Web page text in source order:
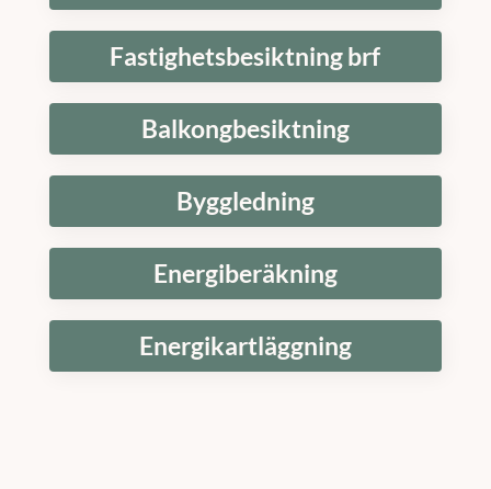
Fastighetsbesiktning brf
Balkongbesiktning
Byggledning
Energiberäkning
Energikartläggning